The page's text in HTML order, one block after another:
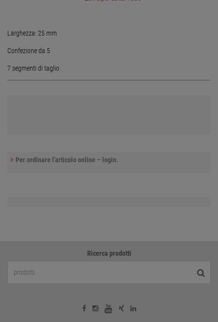
Larghezza: 25 mm
Confezione da 5
7 segmenti di taglio
Per ordinare l'articolo online – login.
Ricerca prodotti